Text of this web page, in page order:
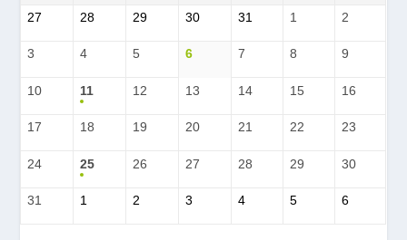
27
28 29 30 31 1 2
3 4 5 6 7 8 9
10 11 12 13 14 15 16
17 18 19 20 21 22 23
24 25 26 27 28 29 30
31 1 2 3 4 5 6